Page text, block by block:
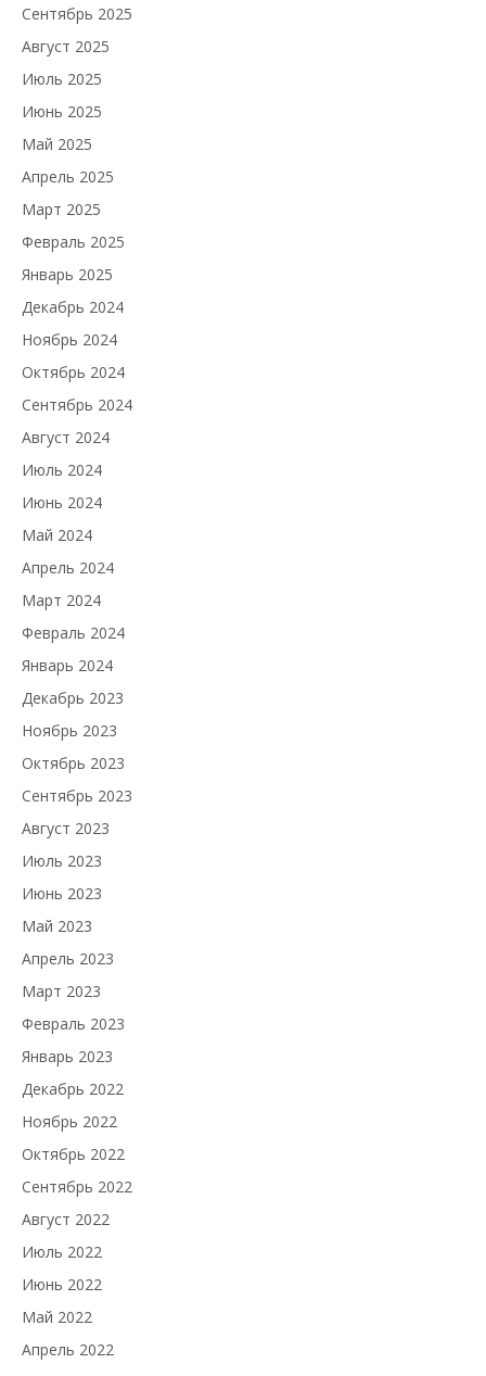
Сентябрь 2025
Август 2025
Июль 2025
Июнь 2025
Май 2025
Апрель 2025
Март 2025
Февраль 2025
Январь 2025
Декабрь 2024
Ноябрь 2024
Октябрь 2024
Сентябрь 2024
Август 2024
Июль 2024
Июнь 2024
Май 2024
Апрель 2024
Март 2024
Февраль 2024
Январь 2024
Декабрь 2023
Ноябрь 2023
Октябрь 2023
Сентябрь 2023
Август 2023
Июль 2023
Июнь 2023
Май 2023
Апрель 2023
Март 2023
Февраль 2023
Январь 2023
Декабрь 2022
Ноябрь 2022
Октябрь 2022
Сентябрь 2022
Август 2022
Июль 2022
Июнь 2022
Май 2022
Апрель 2022